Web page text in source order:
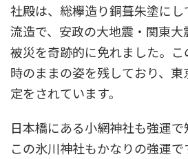
社殿は、総欅造り銅葺朱塗に
流造で、安政の大地震・関東
被災を奇跡的に免れました。
時のままの姿を残しており、
定をされています。
日本橋にある小網神社も強運で
この氷川神社もかなりの強運